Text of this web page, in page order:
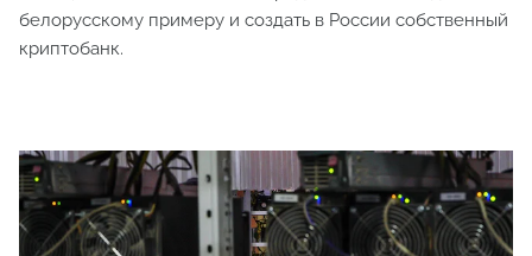
белорусскому примеру и создать в России собственный
криптобанк.